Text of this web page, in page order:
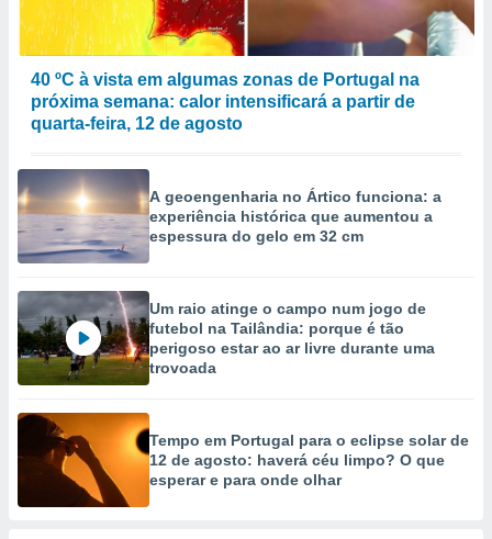
40 ºC à vista em algumas zonas de Portugal na
próxima semana: calor intensificará a partir de
quarta-feira, 12 de agosto
A geoengenharia no Ártico funciona: a
experiência histórica que aumentou a
espessura do gelo em 32 cm
Um raio atinge o campo num jogo de
futebol na Tailândia: porque é tão
perigoso estar ao ar livre durante uma
trovoada
Tempo em Portugal para o eclipse solar de
12 de agosto: haverá céu limpo? O que
esperar e para onde olhar